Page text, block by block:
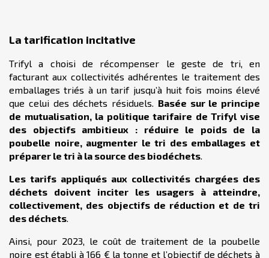
La tarification incitative
Trifyl a choisi de récompenser le geste de tri, en
facturant aux collectivités adhérentes le traitement des
emballages triés à un tarif jusqu’à huit fois moins élevé
que celui des déchets résiduels. Basée sur le principe
de mutualisation, la politique tarifaire de Trifyl vise
des objectifs ambitieux : réduire le poids de la
poubelle noire, augmenter le tri des emballages et
préparer le tri à la source des biodéchets.
Les tarifs appliqués aux collectivités chargées des
déchets doivent inciter les usagers à atteindre,
collectivement, des objectifs de réduction et de tri
des déchets.
Ainsi, pour 2023, le coût de traitement de la poubelle
noire est établi à 166 € la tonne et l’objectif de déchets à